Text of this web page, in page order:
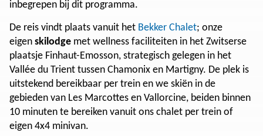
inbegrepen bij dit programma.
De reis vindt plaats vanuit het Bekker Chalet; onze
eigen skilodge met wellness faciliteiten in het Zwitserse
plaatsje Finhaut-Emosson, strategisch gelegen in het
Vallée du Trient tussen Chamonix en Martigny. De plek is
uitstekend bereikbaar per trein en we skiën in de
gebieden van Les Marcottes en Vallorcine, beiden binnen
10 minuten te bereiken vanuit ons chalet per trein of
eigen 4x4 minivan.